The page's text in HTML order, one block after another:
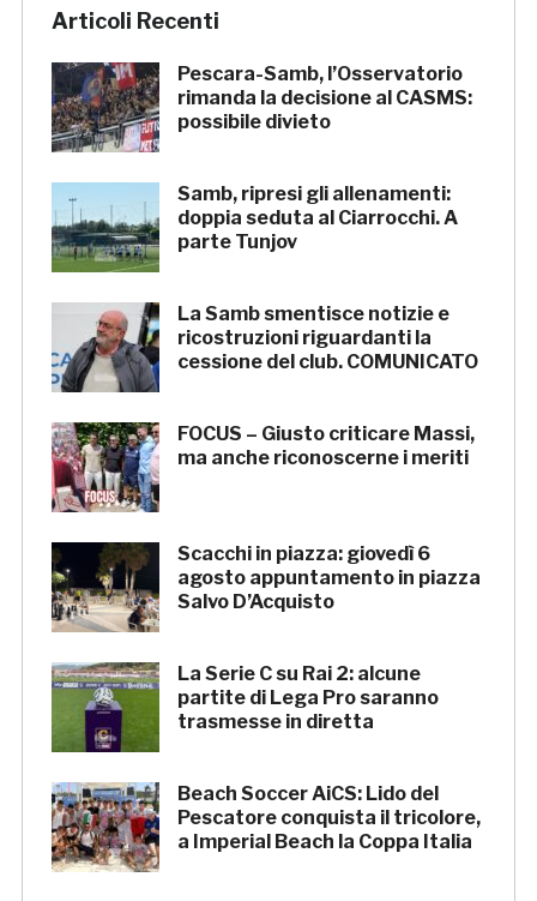
Articoli Recenti
Pescara-Samb, l’Osservatorio
rimanda la decisione al CASMS:
possibile divieto
Samb, ripresi gli allenamenti:
doppia seduta al Ciarrocchi. A
parte Tunjov
La Samb smentisce notizie e
ricostruzioni riguardanti la
cessione del club. COMUNICATO
FOCUS – Giusto criticare Massi,
ma anche riconoscerne i meriti
Scacchi in piazza: giovedì 6
agosto appuntamento in piazza
Salvo D’Acquisto
La Serie C su Rai 2: alcune
partite di Lega Pro saranno
trasmesse in diretta
Beach Soccer AiCS: Lido del
Pescatore conquista il tricolore,
a Imperial Beach la Coppa Italia